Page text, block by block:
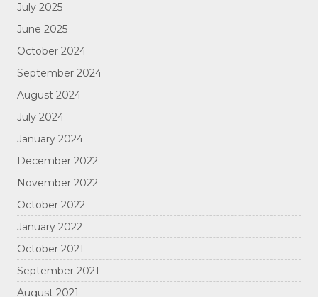
July 2025
June 2025
October 2024
September 2024
August 2024
July 2024
January 2024
December 2022
November 2022
October 2022
January 2022
October 2021
September 2021
August 2021